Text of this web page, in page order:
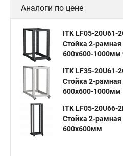
Аналоги по цене
ITK LF05-20U61-
Стойка 2-рамная
600х600-1000мм
ITK LF35-20U61-
Стойка 2-рамная
600х600-1000мм
ITK LF05-20U66-
Стойка 2-рамная
600х600мм